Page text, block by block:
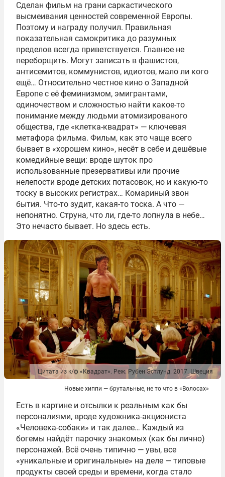
Сделан фильм на грани саркастического
высмеивания ценностей современной Европы.
Поэтому и награду получил. Правильная
показательная самокритика до разумных
пределов всегда приветствуется. Главное не
переборщить. Могут записать в фашистов,
антисемитов, коммунистов, идиотов, мало ли кого
ещё… Относительно честное кино о Западной
Европе с её феминизмом, эмигрантами,
одиночеством и сложностью найти какое-то
понимание между людьми атомизированого
общества, где «клетка-квадрат» — ключевая
метафора фильма. Фильм, как это чаще всего
бывает в «хорошем кино», несёт в себе и дешёвые
комедийные вещи: вроде шуток про
использованные презервативы или прочие
нелепости вроде детских потасовок, но и какую-то
тоску в высоких регистрах… Комариный звон
бытия. Что-то зудит, какая-то тоска. А что —
непонятно. Струна, что ли, где-то лопнула в небе…
Это нечасто бывает. Но здесь есть.
Цитата из к/ф «Квадрат». Реж. Рубен Эстлунд. 2017. Швеция
Новые хиппи — брутальные, не то что в «Волосах»
Есть в картине и отсылки к реальным как бы
персоналиями, вроде художника-акциониста
«Человека-собаки» и так далее… Каждый из
богемы найдёт парочку знакомых (как бы лично)
персонажей. Всё очень типично — увы, все
«уникальные и оригинальные» на деле — типовые
продукты своей среды и времени, когда стало